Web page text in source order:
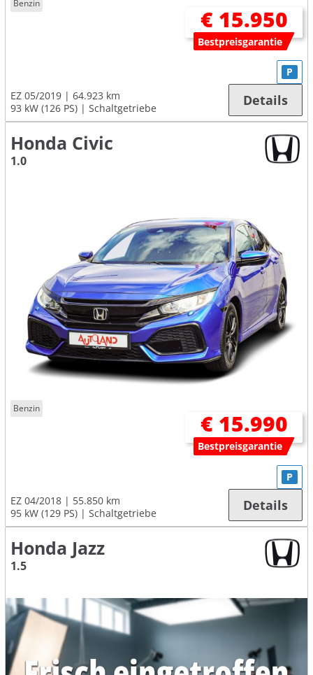
Benzin
€ 15.950
Bestpreisgarantie
EZ 05/2019
64.923 km
93 kW (126 PS)
Schaltgetriebe
P
Details
Honda Civic
1.0
Benzin
€ 15.990
Bestpreisgarantie
EZ 04/2018
55.850 km
95 kW (129 PS)
Schaltgetriebe
P
Details
Honda Jazz
1.5